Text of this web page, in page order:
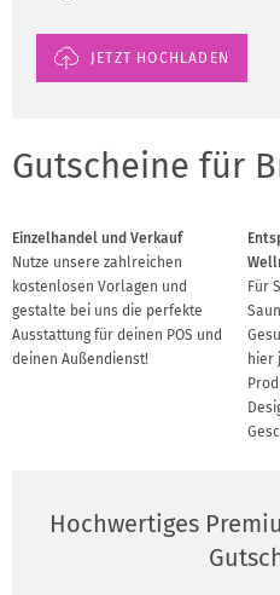
JETZT HOCHLADEN
Gutscheine für
Einzelhandel und Verkauf
Nutze unsere zahlreichen
kostenlosen Vorlagen und
gestalte bei uns die perfekte
Ausstattung für deinen POS und
deinen Außendienst!
Für
hier
Hochwertiges